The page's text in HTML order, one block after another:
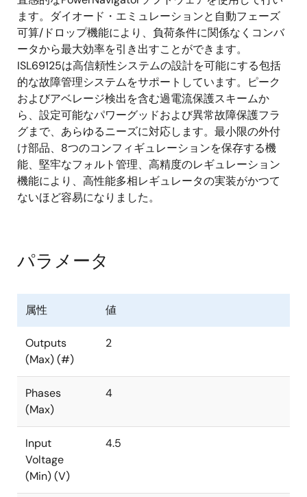
ます。ダイオード・エミュレーションと自動フェーズ
可算/ドロップ機能により、負荷条件に関係なくコンバ
ータから最大効率を引き出すことができます。
ISL69125は高信頼性システムの設計を可能にする包括
的な故障管理システムをサポートしています。ピーク
およびアベレージ検出を含む過電流保護スキームか
ら、設定可能なパワーグッドおよび異常故障保護フラ
グまで、あらゆるニーズに対応します。最小限の外付
け部品、8つのコンフィギュレーションを保存する機
能、堅牢なフォルト管理、高精度のレギュレーション
機能により、高性能多相レギュレータの実装がかつて
ないほど容易になりました。
パラメータ
属性 値
Outputs
(Max) (#)
2
Phases
(Max)
4
Input
Voltage
(Min) (V)
4.5